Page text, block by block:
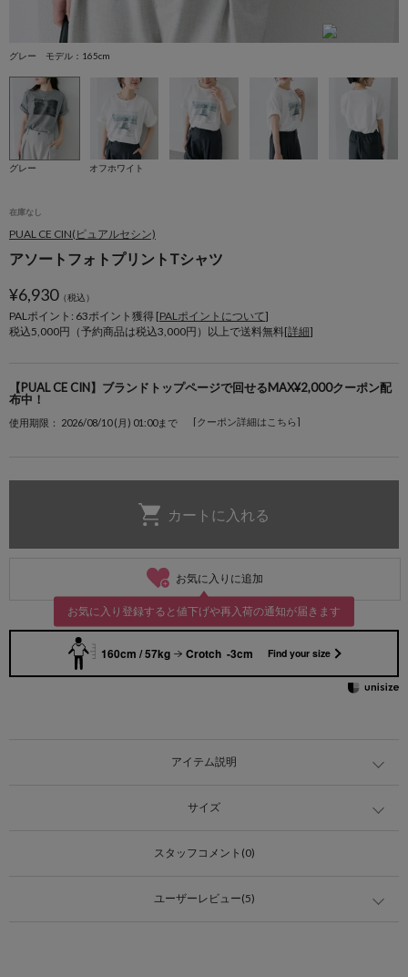
グレー モデル：165cm
グレー オフホワイト
在庫なし
PUAL CE CIN(ピュアルセシン)
アソートフォトプリントTシャツ
¥6,930（税込）
PALポイント: 63ポイント獲得 [PALポイントについて]
税込5,000円（予約商品は税込3,000円）以上で送料無料[詳細]
【PUAL CE CIN】ブランドトップページで回せるMAX¥2,000クーポン配
布中！
使用期限： 2026/08/10 (月) 01:00まで [クーポン詳細はこちら]
お気に入りに追加
お気に入り登録すると値下げや再入荷の通知が届きます
160cm / 57kg Crotch -3cm Find your size
アイテム説明
サイズ
スタッフコメント(0)
ユーザーレビュー(5)